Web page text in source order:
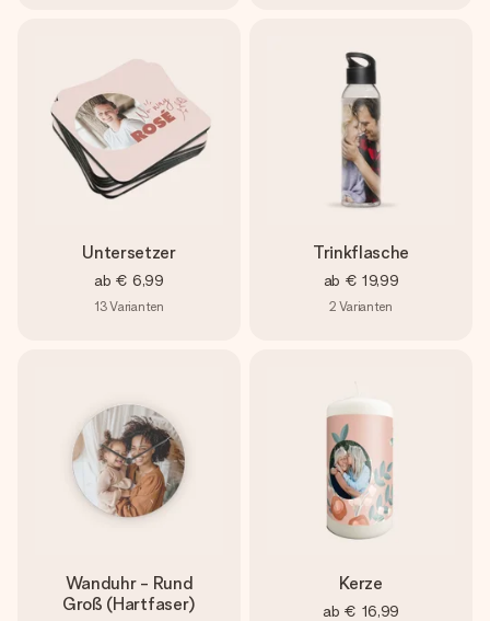
Untersetzer
ab € 6,99
13Varianten
Trinkflasche
ab € 19,99
2 Varianten
Wanduhr - Rund
Groß (Hartfaser)
Kerze
ab € 16,99